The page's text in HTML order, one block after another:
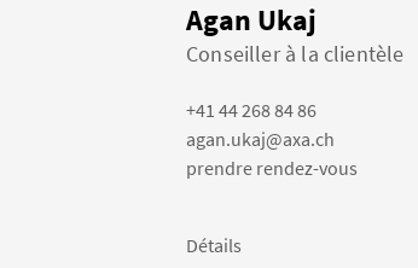
Agan Ukaj
Conseiller à la clientèle
+41 44 268 84 86
agan.ukaj@axa.ch
prendre rendez-vous
Détails